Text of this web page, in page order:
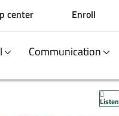
center Enroll
Communication
Listen